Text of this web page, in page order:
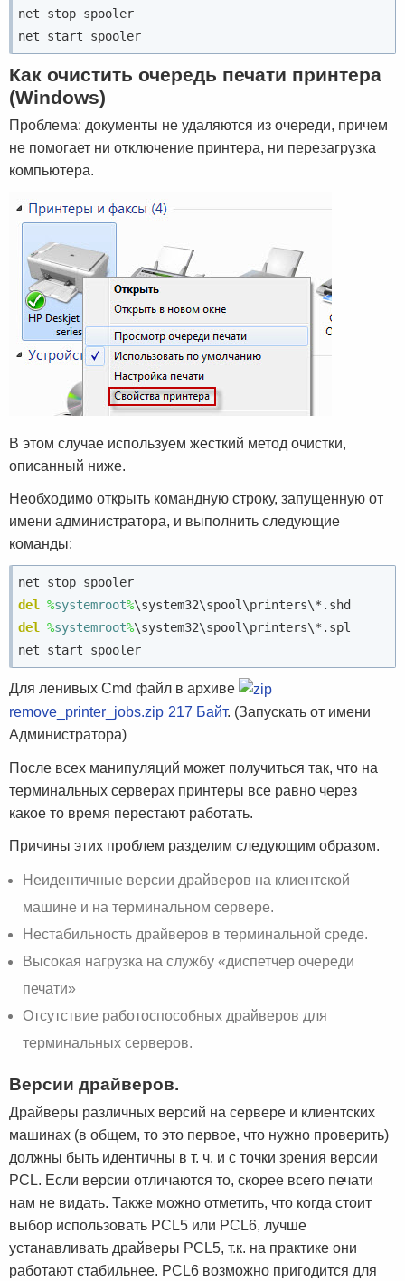
net stop spooler
net start spooler
Как очистить очередь печати принтера
(Windows)
Проблема: документы не удаляются из очереди, причем
не помогает ни отключение принтера, ни перезагрузка
компьютера.
В этом случае используем жесткий метод очистки,
описанный ниже.
Необходимо открыть командную строку, запущенную от
имени администратора, и выполнить следующие
команды:
del
%systemroot%
del
%systemroot%\system32\spool\printers\*.spl
net start spooler
Для ленивых Cmd файл в архиве
remove_printer_jobs.zip 217 Байт. (Запускать от имени
Администратора)
После всех манипуляций может получиться так, что на
терминальных серверах принтеры все равно через
какое то время перестают работать.
Причины этих проблем разделим следующим образом.
Неидентичные версии драйверов на клиентской
машине и на терминальном сервере.
Нестабильность драйверов в терминальной среде.
Высокая нагрузка на службу «диспетчер очереди
печати»
Отсутствие работоспособных драйверов для
терминальных серверов.
Версии драйверов.
Драйверы различных версий на сервере и клиентских
машинах (в общем, то это первое, что нужно проверить)
должны быть идентичны в т. ч. и с точки зрения версии
PCL. Если версии отличаются то, скорее всего печати
нам не видать. Также можно отметить, что когда стоит
выбор использовать PCL5 или PCL6, лучше
устанавливать драйверы PCL5, т.к. на практике они
работают стабильнее. PCL6 возможно пригодится для